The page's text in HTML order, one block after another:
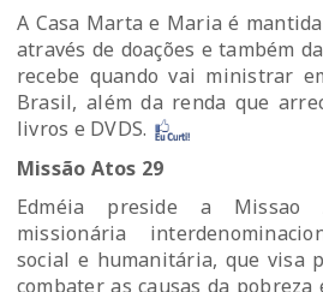
A Casa Marta e Maria é
através de doações e também
recebe quando vai ministrar
Brasil, além da renda que
livros e DVDS.
Missão Atos 29
Edméia preside a Missao
missionária
social e humanitária, que visa
combater as causas da pobreza